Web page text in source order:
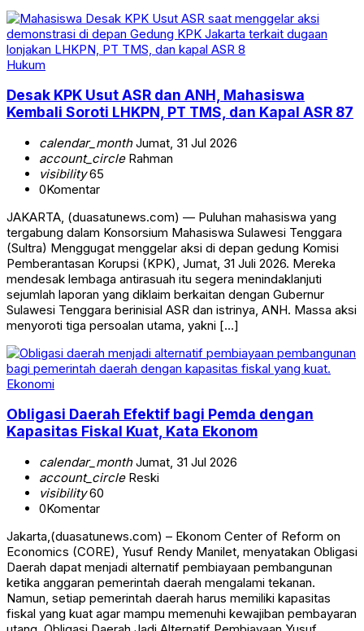
Hukum
Desak KPK Usut ASR dan ANH, Mahasiswa
Kembali Soroti LHKPN, PT TMS, dan Kapal ASR 87
calendar_monthJumat, 31 Jul 2026
account_circleRahman
visibility65
0Komentar
JAKARTA, (duasatunews.com) — Puluhan mahasiswa yang
tergabung dalam Konsorsium Mahasiswa Sulawesi Tenggara
(Sultra) Menggugat menggelar aksi di depan gedung Komisi
Pemberantasan Korupsi (KPK), Jumat, 31 Juli 2026. Mereka
mendesak lembaga antirasuah itu segera menindaklanjuti
sejumlah laporan yang diklaim berkaitan dengan Gubernur
Sulawesi Tenggara berinisial ASR dan istrinya, ANH. Massa aksi
menyoroti tiga persoalan utama, yakni […]
Ekonomi
Obligasi Daerah Efektif bagi Pemda dengan
Kapasitas Fiskal Kuat, Kata Ekonom
calendar_monthJumat, 31 Jul 2026
account_circleReski
visibility60
0Komentar
Jakarta,(duasatunews.com) – Ekonom Center of Reform on
Economics (CORE), Yusuf Rendy Manilet, menyatakan Obligasi
Daerah dapat menjadi alternatif pembiayaan pembangunan
ketika anggaran pemerintah daerah mengalami tekanan.
Namun, setiap pemerintah daerah harus memiliki kapasitas
fiskal yang kuat agar mampu memenuhi kewajiban pembayaran